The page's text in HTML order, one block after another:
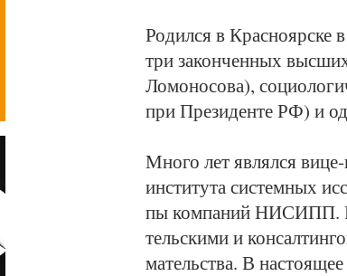
Ро­дил­ся в Крас­но­яр­ске
три за­кон­чен­ных
Ло­мо­но­со­ва),
при Пре­зи­ден­те РФ) и
Мно­го лет яв­лял­ся
ин­сти­ту­та сис­тем­ных
пы ком­па­ний НИ­СИПП.
тель­ски­ми и
ма­тельст­ва. В